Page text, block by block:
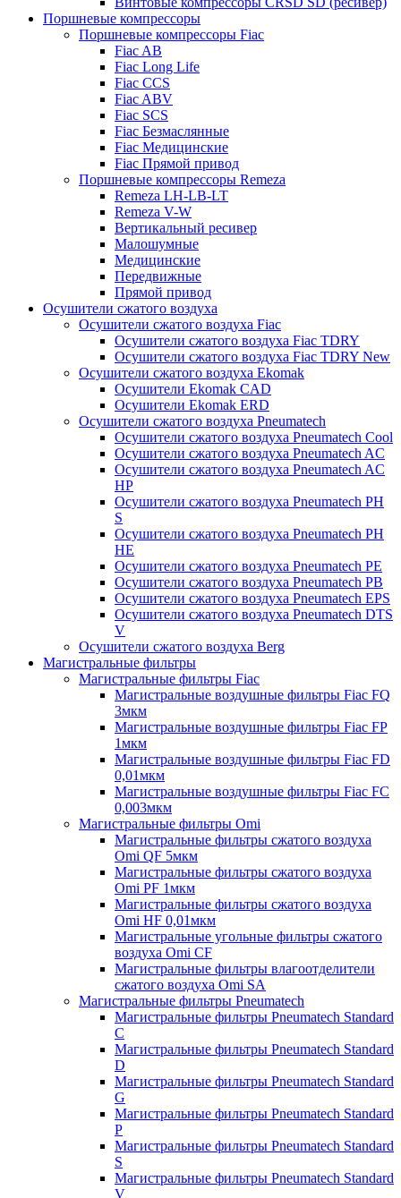
Поршневые компрессоры
Поршневые компрессоры Fiac
Fiac AB
Fiac Long Life
Fiac CCS
Fiac ABV
Fiac SCS
Fiac Безмаслянные
Fiac Медицинские
Fiac Прямой привод
Поршневые компрессоры Remeza
Remeza LH-LB-LT
Remeza V-W
Вертикальный ресивер
Малошумные
Медицинские
Передвижные
Прямой привод
Осушители сжатого воздуха
Осушители сжатого воздуха Fiac
Осушители сжатого воздуха Fiac TDRY
Осушители сжатого воздуха Fiac TDRY New
Осушители сжатого воздуха Ekomak
Осушители Ekomak CAD
Осушители Ekomak ERD
Осушители сжатого воздуха Pneumatech
Осушители сжатого воздуха Pneumatech Cool
Осушители сжатого воздуха Pneumatech AC
Осушители сжатого воздуха Pneumatech AC
HP
Осушители сжатого воздуха Pneumatech PH
S
Осушители сжатого воздуха Pneumatech PH
HE
Осушители сжатого воздуха Pneumatech PE
Осушители сжатого воздуха Pneumatech PB
Осушители сжатого воздуха Pneumatech EPS
Осушители сжатого воздуха Pneumatech DTS
V
Осушители сжатого воздуха Berg
Магистральные фильтры
Магистральные фильтры Fiac
Магистральные воздушные фильтры Fiac FQ
3мкм
Магистральные воздушные фильтры Fiac FP
1мкм
Магистральные воздушные фильтры Fiac FD
0,01мкм
Магистральные воздушные фильтры Fiac FC
0,003мкм
Магистральные фильтры Omi
Магистральные фильтры сжатого воздуха
Omi QF 5мкм
Магистральные фильтры сжатого воздуха
Omi PF 1мкм
Магистральные фильтры сжатого воздуха
Omi HF 0,01мкм
Магистральные угольные фильтры сжатого
воздуха Omi CF
Магистральные фильтры влагоотделители
сжатого воздуха Omi SA
Магистральные фильтры Pneumatech
Магистральные фильтры Pneumatech Standard
C
Магистральные фильтры Pneumatech Standard
D
Магистральные фильтры Pneumatech Standard
G
Магистральные фильтры Pneumatech Standard
P
Магистральные фильтры Pneumatech Standard
S
Магистральные фильтры Pneumatech Standard
V